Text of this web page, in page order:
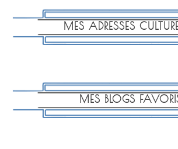
MES ADRESSES
MES BLOGS